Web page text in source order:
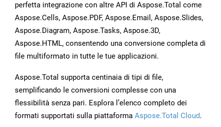
perfetta integrazione con altre API di Aspose.Total come
Aspose.Cells, Aspose.PDF, Aspose.Email, Aspose.Slides,
Aspose.Diagram, Aspose.Tasks, Aspose.3D,
Aspose.HTML, consentendo una conversione completa di
file multiformato in tutte le tue applicazioni.
Aspose.Total supporta centinaia di tipi di file,
semplificando le conversioni complesse con una
flessibilità senza pari. Esplora l’elenco completo dei
formati supportati sulla piattaforma Aspose.Total Cloud.